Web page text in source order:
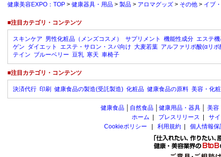
健康美容EXPO：TOP > 健康器具・用品 > 製品 > アロマグッズ > その他 > イブ
■注目カテゴリ・コンテンツ
スキンケア 男性化粧品（メンズコスメ） サプリメント 機能性成分 エステ
ゲン ダイエット エステ・サロン・スパ向け 大麦若葉 アルファリポ酸(αリポ
テイン ブルーベリー 豆乳 寒天 車椅子
■注目カテゴリ・コンテンツ
決済代行 印刷 健康食品の製造(受託製造) 化粧品 健康食品の原料 美容・化
健康食品 自然食品 健康用品・器具 美容
ホーム
プレスリリース
サ
Cookieポリシー
利用規約 個人情報